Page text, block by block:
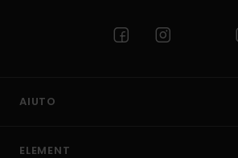
AIUTO
ELEMENT